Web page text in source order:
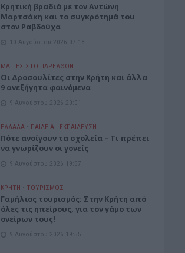
Kρητική βραδιά με τον Αντώνη
Μαρτσάκη και το συγκρότημά του
στον Ραβδούχα
10 Αυγούστου 2026 07:18
ΜΑΤΙΕΣ ΣΤΟ ΠΑΡΕΛΘΟΝ
Οι Δροσουλίτες στην Κρήτη και άλλα
9 ανεξήγητα φαινόμενα
9 Αυγούστου 2026 20:01
ΕΛΛΑΔΑ • ΠΑΙΔΕΙΑ - ΕΚΠΑΙΔΕΥΣΗ
Πότε ανοίγουν τα σχολεία – Τι πρέπει
να γνωρίζουν οι γονείς
9 Αυγούστου 2026 19:57
ΚΡΗΤΗ • ΤΟΥΡΙΣΜΟΣ
Γαμήλιος τουρισμός: Στην Κρήτη από
όλες τις ηπείρους, για τον γάμο των
ονείρων τους!
9 Αυγούστου 2026 19:55